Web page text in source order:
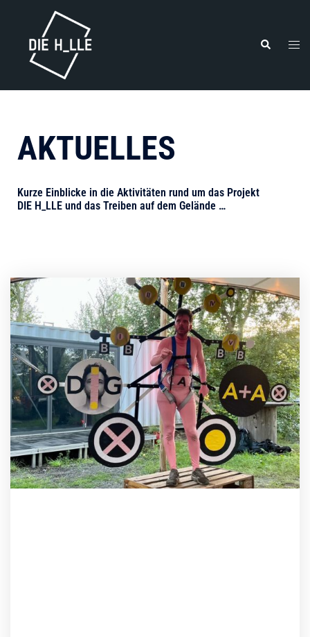
AKTUELLES
Kurze Einblicke in die Aktivitäten rund um das Projekt
DIE H_LLE und das Treiben auf dem Gelände …